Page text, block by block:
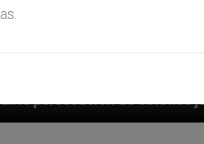
judíos que afecta a